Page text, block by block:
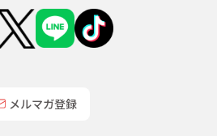
メルマガ登録